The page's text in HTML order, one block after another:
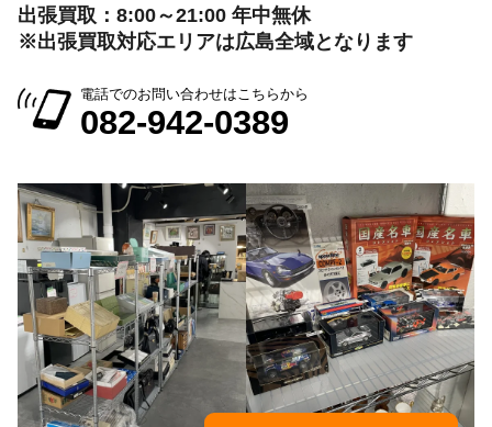
出張買取：8:00～21:00 年中無休
※出張買取対応エリアは広島全域となります
電話でのお問い合わせはこちらから
082-942-0389